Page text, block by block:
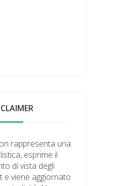
rappresenta una
esprime il
di vista degli
e viene aggiornato